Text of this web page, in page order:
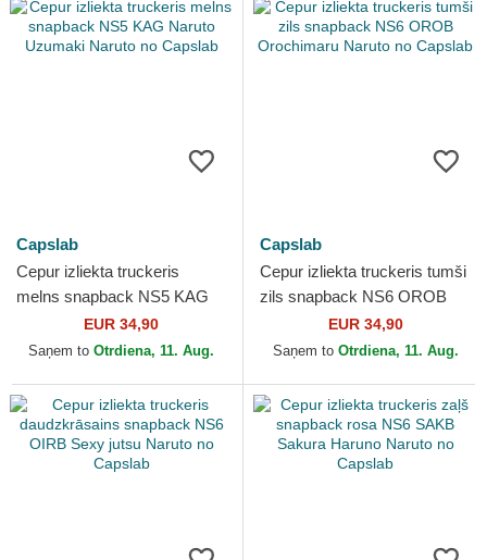
Capslab
Cepur izliekta truckeris
melns snapback NS5 KAG
Naruto Uzumaki Naruto no
Capslab
EUR 34,90
Saņem to Otrdiena, 11. Aug.
Capslab
Cepur izliekta truckeris tumši
zils snapback NS6 OROB
Orochimaru Naruto no
Capslab
EUR 34,90
Saņem to Otrdiena, 11. Aug.